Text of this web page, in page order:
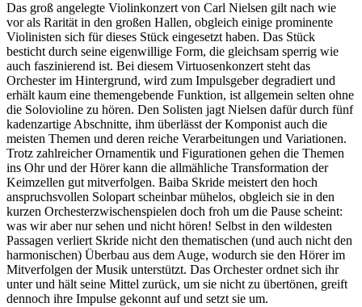
Das groß angelegte Violinkonzert von Carl Nielsen gilt nach wie
vor als Rarität in den großen Hallen, obgleich einige prominente
Violinisten sich für dieses Stück eingesetzt haben. Das Stück
besticht durch seine eigenwillige Form, die gleichsam sperrig wie
auch faszinierend ist. Bei diesem Virtuosenkonzert steht das
Orchester im Hintergrund, wird zum Impulsgeber degradiert und
erhält kaum eine themengebende Funktion, ist allgemein selten ohne
die Solovioline zu hören. Den Solisten jagt Nielsen dafür durch fünf
kadenzartige Abschnitte, ihm überlässt der Komponist auch die
meisten Themen und deren reiche Verarbeitungen und Variationen.
Trotz zahlreicher Ornamentik und Figurationen gehen die Themen
ins Ohr und der Hörer kann die allmähliche Transformation der
Keimzellen gut mitverfolgen. Baiba Skride meistert den hoch
anspruchsvollen Solopart scheinbar mühelos, obgleich sie in den
kurzen Orchesterzwischenspielen doch froh um die Pause scheint:
was wir aber nur sehen und nicht hören! Selbst in den wildesten
Passagen verliert Skride nicht den thematischen (und auch nicht den
harmonischen) Überbau aus dem Auge, wodurch sie den Hörer im
Mitverfolgen der Musik unterstützt. Das Orchester ordnet sich ihr
unter und hält seine Mittel zurück, um sie nicht zu übertönen, greift
dennoch ihre Impulse gekonnt auf und setzt sie um.